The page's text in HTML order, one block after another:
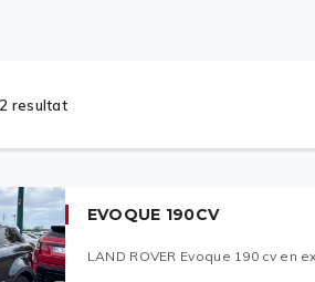
resultat
EVOQUE 190CV
LAND ROVER Evoque 190 cv en